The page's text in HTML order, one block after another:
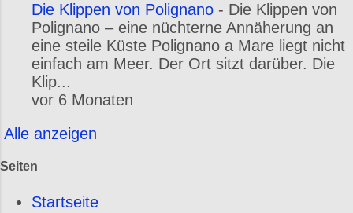
Die Klippen von Polignano - Die Klippen von
Polignano – eine nüchterne Annäherung an
eine steile Küste Polignano a Mare liegt nicht
einfach am Meer. Der Ort sitzt darüber. Die
Klip...
vor 6 Monaten
Alle anzeigen
Seiten
Startseite